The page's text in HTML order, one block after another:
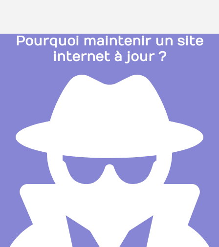
Pourquoi maintenir un site
internet à jour ?